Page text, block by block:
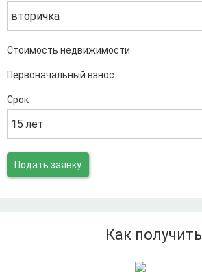
вторичка
Стоимость недвижимости
Первоначальный взнос
Срок
15 лет
Подать заявку
Как получить